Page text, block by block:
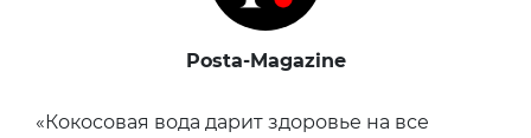
Posta-Magazine
«Кокосовая вода дарит здоровье на все